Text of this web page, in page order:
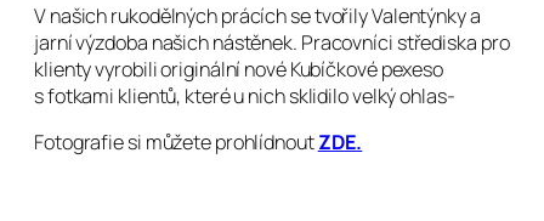
V našich rukodělných prácích se tvořily Valentýnky a
jarní výzdoba našich nástěnek. Pracovníci střediska pro
klienty vyrobili originální nové Kubíčkové pexeso
s fotkami klientů, které u nich sklidilo velký ohlas-
Fotografie si můžete prohlídnoutZDE.